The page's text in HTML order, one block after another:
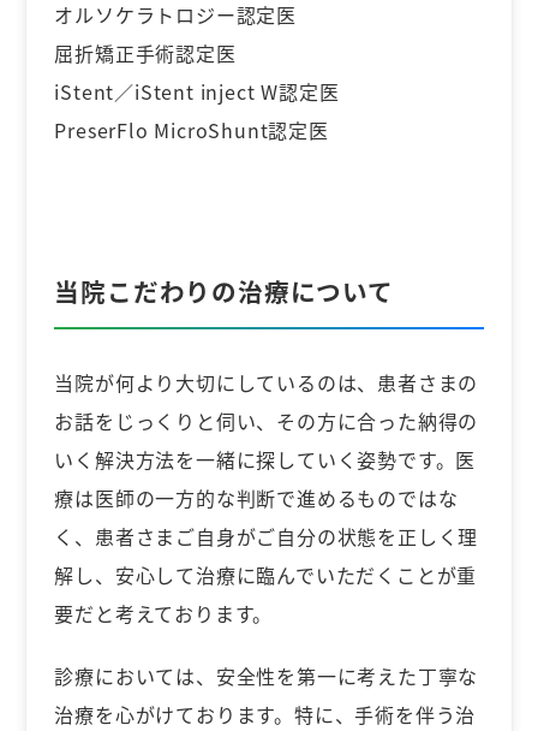
オルソケラトロジー認定医
屈折矯正手術認定医
iStent／iStent inject W認定医
PreserFlo MicroShunt認定医
当院こだわりの治療について
当院が何より大切にしているのは、患者さまの
お話をじっくりと伺い、その方に合った納得の
いく解決方法を一緒に探していく姿勢です。医
療は医師の一方的な判断で進めるものではな
く、患者さまご自身がご自分の状態を正しく理
解し、安心して治療に臨んでいただくことが重
要だと考えております。
診療においては、安全性を第一に考えた丁寧な
治療を心がけております。特に、手術を伴う治